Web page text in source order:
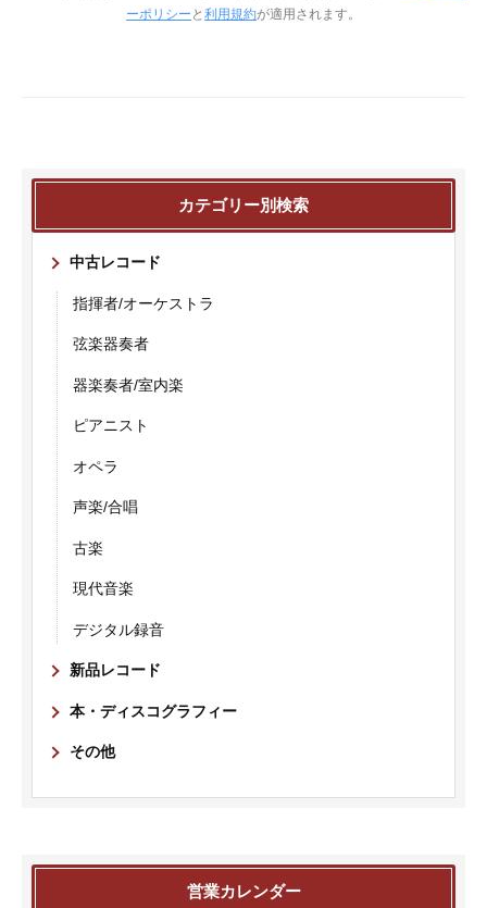
ーポリシー と 利用規約が適用されます。
カテゴリー別検索
中古レコード
指揮者/オーケストラ
弦楽器奏者
器楽奏者/室内楽
ピアニスト
オペラ
声楽/合唱
古楽
現代音楽
デジタル録音
新品レコード
本・ディスコグラフィー
その他
営業カレンダー